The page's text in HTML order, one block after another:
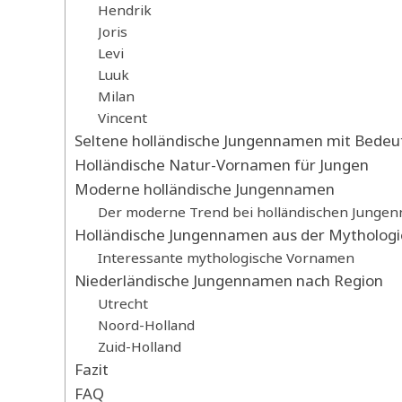
Hendrik
Joris
Levi
Luuk
Milan
Vincent
Seltene holländische Jungennamen mit
Holländische Natur-Vornamen für Jungen
Moderne holländische Jungennamen
Der moderne Trend bei holländischen
Holländische Jungennamen aus der
Interessante mythologische Vornamen
Niederländische Jungennamen nach Region
Utrecht
Noord-Holland
Zuid-Holland
Fazit
FAQ